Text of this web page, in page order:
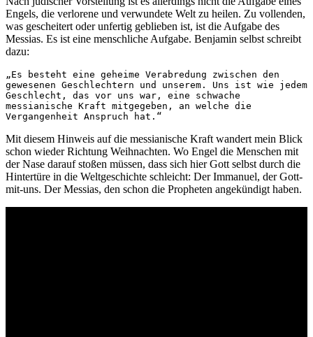
Engels, die verlorene und verwundete Welt zu heilen. Zu vollenden,
was gescheitert oder unfertig geblieben ist, ist die Aufgabe des
Messias. Es ist eine menschliche Aufgabe. Benjamin selbst schreibt
dazu:
„Es besteht eine geheime Verabredung zwischen den
gewesenen Geschlechtern und unserem. Uns ist wie jedem
Geschlecht, das vor uns war, eine schwache
messianische Kraft mitgegeben, an welche die
Vergangenheit Anspruch hat.“
Mit diesem Hinweis auf die messianische Kraft wandert mein Blick
schon wieder Richtung Weihnachten. Wo Engel die Menschen mit
der Nase darauf stoßen müssen, dass sich hier Gott selbst durch die
Hintertüre in die Weltgeschichte schleicht: Der Immanuel, der Gott-
mit-uns. Der Messias, den schon die Propheten angekündigt haben.